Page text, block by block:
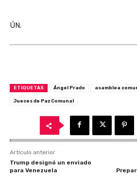
ÚN.
ETIQUETAS Ángel Prado asamblea
Jueces de Paz Comunal
Artículo anterior
Trump designó un enviado
para Venezuela